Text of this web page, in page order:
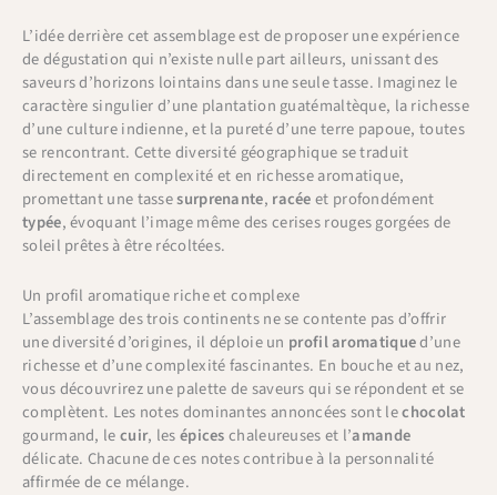
L’idée derrière cet assemblage est de proposer une expérience
de dégustation qui n’existe nulle part ailleurs, unissant des
saveurs d’horizons lointains dans une seule tasse. Imaginez le
caractère singulier d’une plantation guatémaltèque, la richesse
d’une culture indienne, et la pureté d’une terre papoue, toutes
se rencontrant. Cette diversité géographique se traduit
directement en complexité et en richesse aromatique,
promettant une tassesurprenante, racéeet profondément
typée, évoquant l’image même des cerises rouges gorgées de
soleil prêtes à être récoltées.
Un profil aromatique riche et complexe
L’assemblage des trois continents ne se contente pas d’offrir
une diversité d’origines, il déploie un profil aromatiqued’une
richesse et d’une complexité fascinantes. En bouche et au nez,
vous découvrirez une palette de saveurs qui se répondent et se
complètent. Les notes dominantes annoncées sont lechocolat
gourmand, lecuir, lesépiceschaleureuses et l’amande
délicate. Chacune de ces notes contribue à la personnalité
affirmée de ce mélange.